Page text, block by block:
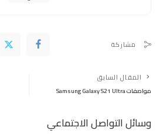
مشاركة
المقال السابق
مواصفات Samsung Galaxy S21 Ultra
وسائل التواصل الاجتماعي